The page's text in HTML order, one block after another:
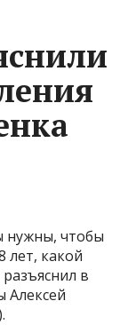
нужны, чтобы
лет, какой
в
Алексей